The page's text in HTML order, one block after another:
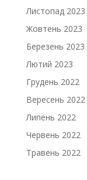
Листопад 2023
Жовтень 2023
Березень 2023
Лютий 2023
Грудень 2022
Вересень 2022
Липень 2022
Червень 2022
Травень 2022